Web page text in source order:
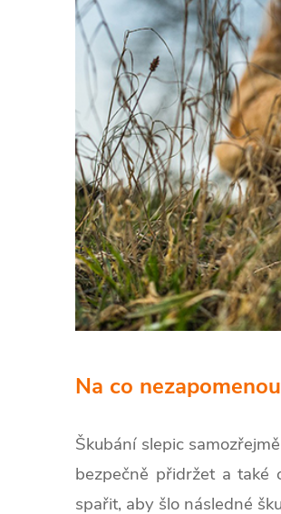
Na co
Škubání slepic
bezpečně přidržet a také
spařit, aby šlo následné